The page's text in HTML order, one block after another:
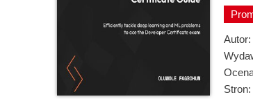
Autor:
Stron: